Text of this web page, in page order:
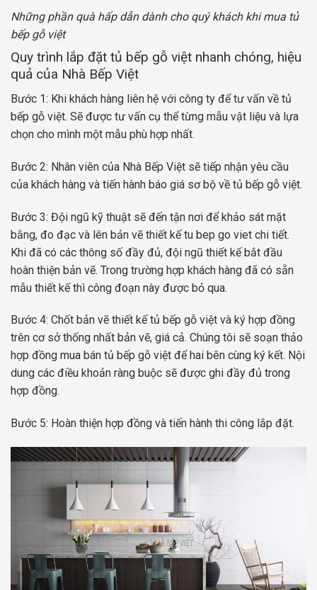
Những phần quà hấp dẫn dành cho quý khách khi mua tủ
bếp gỗ việt
Quy trình lắp đặt tủ bếp gỗ việt nhanh chóng, hiệu
quả của Nhà Bếp Việt
Bước 1: Khi khách hàng liên hệ với công ty để tư vấn về tủ
bếp gỗ việt. Sẽ được tư vấn cụ thể từng mẫu vật liệu và lựa
chọn cho mình một mẫu phù hợp nhất.
Bước 2: Nhân viên của Nhà Bếp Việt sẽ tiếp nhận yêu cầu
của khách hàng và tiến hành báo giá sơ bộ về tủ bếp gỗ việt.
Bước 3: Đội ngũ kỹ thuật sẽ đến tận nơi để khảo sát mặt
bằng, đo đạc và lên bản vẽ thiết kế tu bep go viet chi tiết.
Khi đã có các thông số đầy đủ, đội ngũ thiết kế bắt đầu
hoàn thiện bản vẽ. Trong trường hợp khách hàng đã có sẵn
mẫu thiết kế thì công đoạn này được bỏ qua.
Bước 4: Chốt bản vẽ thiết kế tủ bếp gỗ việt và ký hợp đồng
trên cơ sở thống nhất bản vẽ, giá cả. Chúng tôi sẽ soạn thảo
hợp đồng mua bán tủ bếp gỗ việt để hai bên cùng ký kết. Nội
dung các điều khoản ràng buộc sẽ được ghi đầy đủ trong
hợp đồng.
Bước 5: Hoàn thiện hợp đồng và tiến hành thi công lắp đặt.